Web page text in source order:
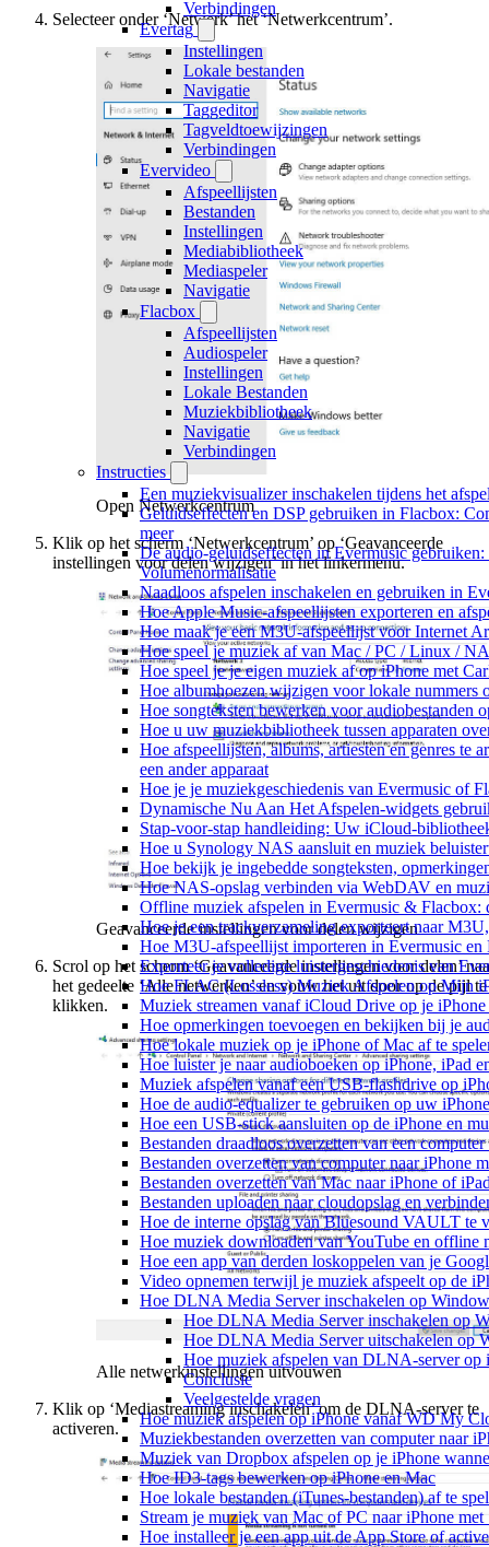
Verbindingen
Evertag
Instellingen
Lokale bestanden
Navigatie
Taggeditor
Tagveldtoewijzingen
Verbindingen
Evervideo
Afspeellijsten
Bestanden
Instellingen
Mediabibliotheek
Mediaspeler
Navigatie
Flacbox
Afspeellijsten
Audiospeler
Instellingen
Lokale Bestanden
Muziekbibliotheek
Navigatie
Verbindingen
Instructies
Een muziekvisualizer inschakelen tijdens het
Geluidseffecten en DSP gebruiken in Flacbox:
meer
De audio-geluidseffecten in Evermusic
Volumenormalisatie
Naadloos afspelen inschakelen en gebruiken in
Hoe Apple Music-afspeellijsten exporteren en
Hoe maak je een M3U-afspeellijst voor Internet
Hoe speel je muziek af van Mac / PC / Linux /
Hoe speel je je eigen muziek af op iPhone met
Hoe albumhoezen wijzigen voor lokale nummers
Hoe songteksten bewerken voor audiobestanden
Hoe u uw muziekbibliotheek tussen apparaten
Hoe afspeellijsten, albums, artiesten en genres te
een ander apparaat
Hoe je je muziekgeschiedenis van Evermusic of
Dynamische Nu Aan Het Afspelen-widgets
Stap-voor-stap handleiding: Uw iCloud-
Hoe u Synology NAS aansluit en muziek
Hoe bekijk je ingebedde songteksten,
Hoe NAS-opslag verbinden via WebDAV en
Offline muziek afspelen in Evermusic & Flacbox:
Hoe je een trackverzameling exporteert naar
Hoe M3U-afspeellijst importeren in Evermusic en
Exporteer je volledige luistergeschiedenis van
Hoe FLAC (Lossless) Muziek Afspelen op Mijn
Muziek streamen vanaf iCloud Drive op je
Hoe opmerkingen toevoegen en bekijken bij je
Hoe lokale muziek op je iPhone of Mac af te
Hoe luister je naar audioboeken op iPhone, iPad
Muziek afspelen vanaf een USB-flashdrive op
Hoe de audio-equalizer te gebruiken op uw
Hoe een USB-stick aansluiten op de iPhone en
Bestanden draadloos overzetten van een
Bestanden overzetten van computer naar iPhone
Bestanden overzetten van Mac naar iPhone of
Bestanden uploaden naar cloudopslag en
Hoe de interne opslag van Bluesound VAULT te
Hoe muziek downloaden van YouTube en offline
Hoe een app van derden loskoppelen van je
Video opnemen terwijl je muziek afspeelt op de
Hoe DLNA Media Server inschakelen op
Hoe DLNA Media Server inschakelen op
Hoe DLNA Media Server uitschakelen op
Hoe muziek afspelen van DLNA-server op
Conclusie
Veelgestelde vragen
Hoe muziek afspelen op iPhone vanaf WD My
Muziekbestanden overzetten van computer naar
Muziek van Dropbox afspelen op je iPhone
Hoe ID3-tags bewerken op iPhone en Mac
Hoe lokale bestanden (iTunes-bestanden) af te
Stream je muziek van Mac of PC naar iPhone
Hoe installeer je een app uit de App Store of
Selecteer onder ‘Netwerk’ het ‘Netwerkcentrum’.
Open Netwerkcentrum
Klik op het scherm ‘Netwerkcentrum’ op ‘Geavanceerde
instellingen voor delen wijzigen’ in het linkermenu.
Geavanceerde instellingen voor delen wijzigen
Scrol op het scherm ‘Geavanceerde instellingen voor delen’
het gedeelte ‘Alle netwerken’ en vouw het uit door op de pijl te
klikken.
Alle netwerkinstellingen uitvouwen
Klik op ‘Mediastreaming inschakelen’ om de DLNA-server te
activeren.